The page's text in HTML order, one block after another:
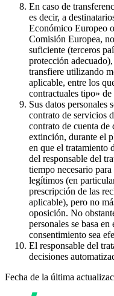
En caso de
es decir, a
Económico Europeo
Comisión Europea,
suficiente (terceros
protección
transfiere utilizando
aplicable, entre los
contractuales tipo»
Sus datos personales
contrato de servicios
contrato de cuenta de
extinción, durante el
en que el tratamiento
del responsable del
tiempo necesario
legítimos (en
prescripción de las
aplicable), pero no
oposición. No
personales se basa
consentimiento sea
El responsable del
decisiones
Fecha de la última